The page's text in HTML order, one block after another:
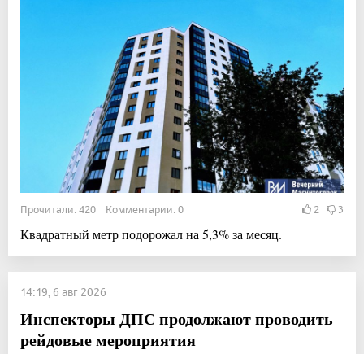
Прочитали: 420 Комментарии: 0 2 3
Квадратный метр подорожал на 5,3% за месяц.
14:19, 6 авг 2026
Инспекторы ДПС продолжают проводить
рейдовые мероприятия